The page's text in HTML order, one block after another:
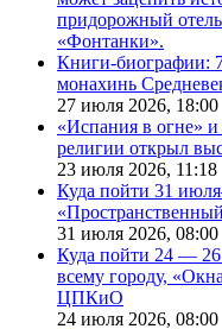
придорожный отель
«Фонтанки».
Книги-биографии:
монахинь
27 июля 2026, 18:00
«Испания в огне»
религии открыл
23 июля 2026, 11:18
Куда пойти 31
31 июля 2026, 08:00
Куда пойти 24 —
всему городу,
ЦПКиО
24 июля 2026, 08:00